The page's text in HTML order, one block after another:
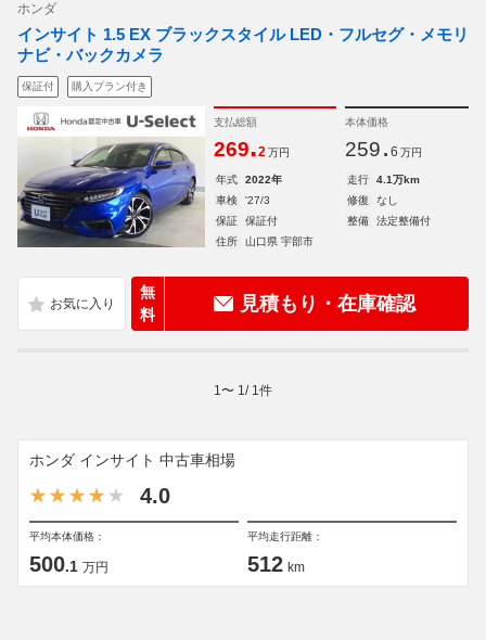
ホンダ
インサイト 1.5 EX ブラックスタイル LED・フルセグ・メモリ
ナビ・バックカメラ
保証付 購入プラン付き
支払総額
269.2 万円
本体価格
259. 6 万円
年式 2022年 走行
4.1万km
車検
'27/3 修復
なし
保証
保証付 整備
法定整備付
住所
山口県 宇部市
無
料
見積もり・在庫確認
1 〜 1 / 1 件
ホンダ インサイト 中古車相場
4.0
平均本体価格：
500.1 万円
平均走行距離：
512 km